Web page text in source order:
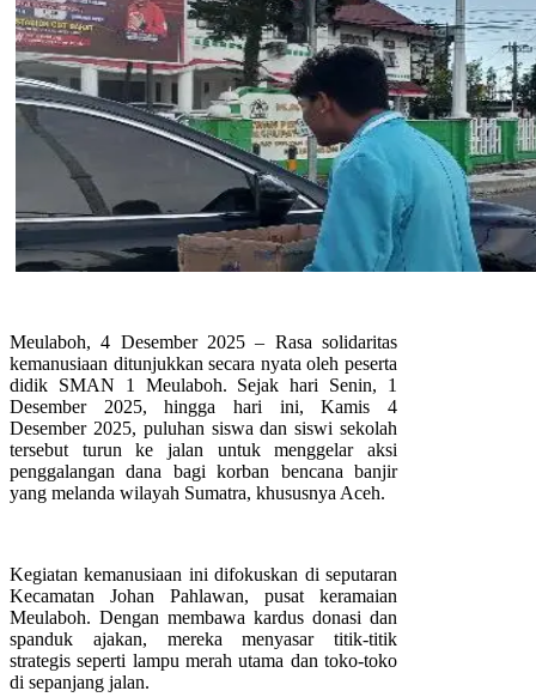
Meulaboh, 4 Desember 2025 – Rasa solidaritas
kemanusiaan ditunjukkan secara nyata oleh peserta
didik SMAN 1 Meulaboh. Sejak hari Senin, 1
Desember 2025, hingga hari ini, Kamis 4
Desember 2025, puluhan siswa dan siswi sekolah
tersebut turun ke jalan untuk menggelar aksi
penggalangan dana bagi korban bencana banjir
yang melanda wilayah Sumatra, khususnya Aceh.
Kegiatan kemanusiaan ini difokuskan di seputaran
Kecamatan Johan Pahlawan, pusat keramaian
Meulaboh. Dengan membawa kardus donasi dan
spanduk ajakan, mereka menyasar titik-titik
strategis seperti lampu merah utama dan toko-toko
di sepanjang jalan.